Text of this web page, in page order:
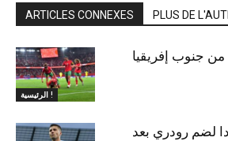
ARTICLES CONNEXES PLUS DE
الرئيسية !
جنوب إفريقيا
لضم رودري بعد